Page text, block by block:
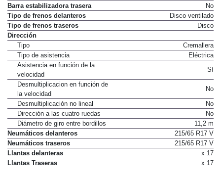
Barra estabilizadora trasera
No
Tipo de frenos delanteros
Disco ventilado
Tipo de frenos traseros
Disco
Dirección
Tipo
Cremallera
Tipo de asistencia
Eléctrica
Asistencia en función de la
velocidad
Sí
Desmultiplicacion en función de
la velocidad
No
Desmultiplicación no lineal
No
Dirección a las cuatro ruedas
No
Diámetro de giro entre bordillos
11,2 m
Neumáticos delanteros
215/65 R17 V
Neumáticos traseros
215/65 R17 V
Llantas delanteras
x 17
Llantas Traseras
x 17